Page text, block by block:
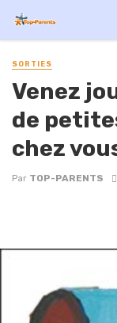
SORTIES
Venez
de
chez
Par TOP-PARENTS